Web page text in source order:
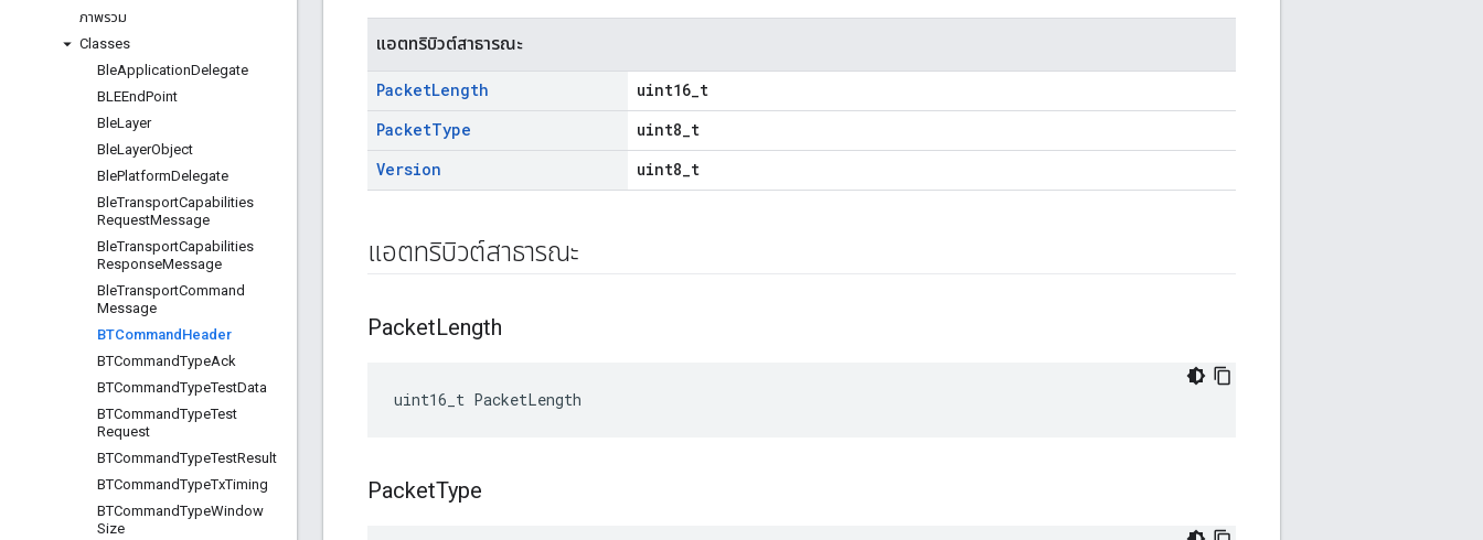
ภาพรวม
Classes
BleApplicationDelegate
BLEEndPoint
BleLayer
BleLayerObject
BlePlatformDelegate
BleTransportCapabilities
RequestMessage
BleTransportCapabilities
ResponseMessage
BleTransportCommand
Message
BTCommand Header
BTCommandTypeAck
BTCommandTypeTestData
BTCommandTypeTest
Request
BTCommandTypeTestResult
BTCommandTypeTxTiming
BTCommandTypeWindow
Size
แอตทริบิวต์สาธารณะ
PacketLength
uint16_t
PacketType
uint8_t
Version
uint8_t
แอตทริบิวต์สาธารณะ
PacketLength
uint16_t PacketLength
PacketType